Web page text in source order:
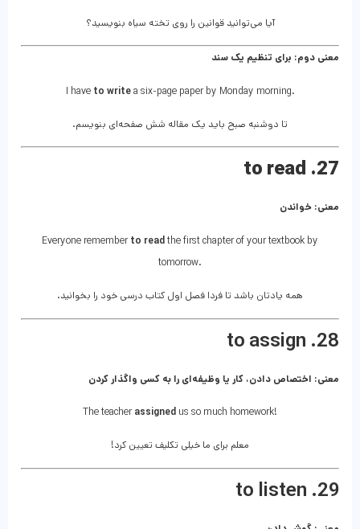
آیا می‌توانید قوانین را روی تخته سیاه بنویسید؟
معنی دوم: برای تنظیم یک سند
I have to writea six-page paper by Monday morning.
تا دوشنبه صبح باید یک مقاله شش صفحه‌ای بنویسم.
27. to read
معنی: خواندن
Everyone rememberto readthe first chapter of your textbook by
tomorrow.
همه یادتان باشد تا فردا فصل اول کتاب درسی خود را بخوانید.
28. to assign
معنی: اختصاص دادن، کار یا وظیفه‌ای را به کسی واگذار کردن
The teacherassigned us so much homework!
معلم برای ما خیلی تکلیف تعیین کرد!
29. to listen